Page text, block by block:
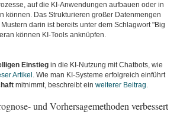
auf die KI-Anwendungen aufbauen oder in
können. Das Strukturieren großer Datenmengen
darin ist bereits unter dem Schlagwort "Big
können KI-Tools anknüpfen.
Einstieg in die KI-Nutzung mit Chatbots, wie
Artikel . Wie man KI-Systeme erfolgreich einführt
mitnimmt, beschreibt ein weiterer Beitrag.
und Vorhersagemethoden verbessert